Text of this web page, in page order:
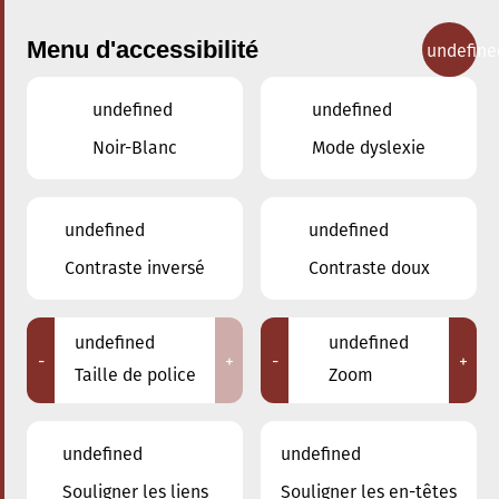
Concerts
Adresse
Menu d'accessibilité
undefined
Noir-Blanc
undefined
Mode dyslexie
undefined
Contraste inversé
undefined
Contraste doux
-
undefined
Taille de police
+ -
undefined
Zoom
+
undefined
Souligner les liens
undefined
Souligner les en-têtes